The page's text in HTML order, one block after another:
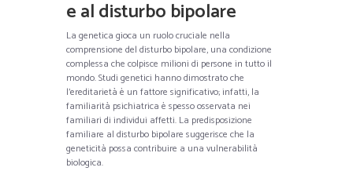
e al disturbo bipolare
La genetica gioca un ruolo cruciale nella
comprensione del disturbo bipolare, una condizione
complessa che colpisce milioni di persone in tutto il
mondo. Studi genetici hanno dimostrato che
l’ereditarietà è un fattore significativo; infatti, la
familiarità psichiatrica è spesso osservata nei
familiari di individui affetti. La predisposizione
familiare al disturbo bipolare suggerisce che la
geneticità possa contribuire a una vulnerabilità
biologica.